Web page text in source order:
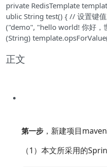
private RedisTemplate
ublic String test() { // 设置键
("demo", "hello world! 你好，
(String)
正文
第一步 ，新建项目
（1）本文所采用的